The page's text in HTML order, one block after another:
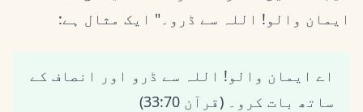
ایمان والو! اللہ سے ڈرو۔" ایک مثال ہے:
اے ایمان والو! اللہ سے ڈرو اور انصاف کے
ساتھ بات کرو۔ (قرآن 33:70)